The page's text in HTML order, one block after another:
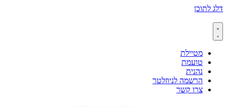
דלג לתוכן
מטיילת
טועמת
נהנית
הרשמה לניוזלטר
צרו קשר